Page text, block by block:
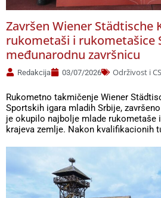
Završen Wiener Städtische
rukometaši i rukometašice
međunarodnu završnicu
Redakcija 03/07/2026 Održivost i
Rukometno takmičenje Wiener
Sportskih igara mladih Srbije,
je okupilo najbolje mlade rukometaše
krajeva zemlje. Nakon kvalifikacionih